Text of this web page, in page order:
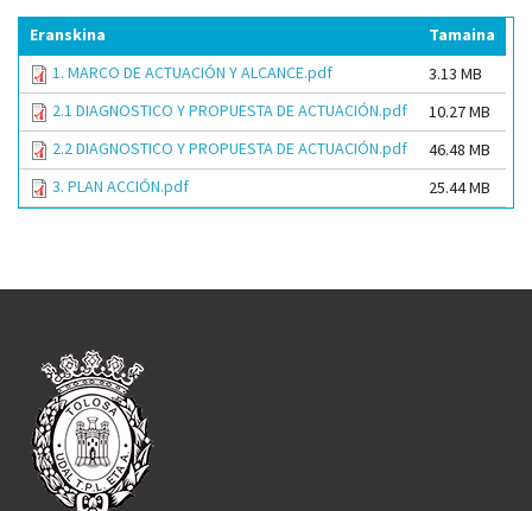
Eranskina
Tamaina
1. MARCO DE ACTUACIÓN Y ALCANCE.pdf
3.13 MB
2.1 DIAGNOSTICO Y PROPUESTA DE ACTUACIÓN.pdf
10.27 MB
2.2 DIAGNOSTICO Y PROPUESTA DE ACTUACIÓN.pdf
46.48 MB
3. PLAN ACCIÓN.pdf
25.44 MB